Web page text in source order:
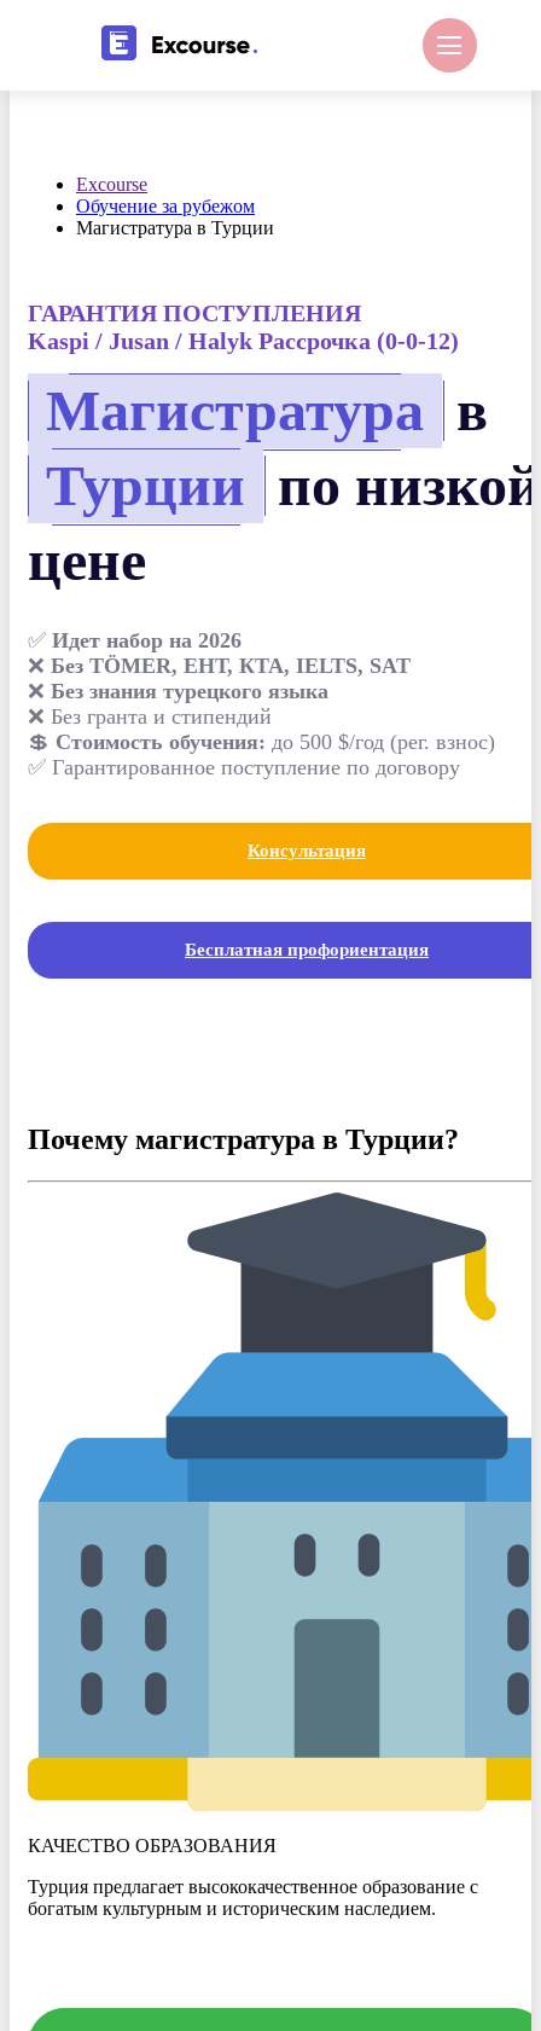
Excourse
Обучение за рубежом
Магистратура в Турции
ГАРАНТИЯ ПОСТУПЛЕНИЯ
Kaspi / Jusan / Halyk Рассрочка (0-0-12)
Магистратура в
Турции по низкой
цене
✅ Идет набор на 2026
❌ Без TÖMER, ЕНТ, КТА, IELTS, SAT
❌ Без знания турецкого языка
❌ Без гранта и стипендий
💲 Стоимость обучения: до 500 $/год (рег. взнос)
✅ Гарантированное поступление по договору
Консультация
Бесплатная профориентация
Почему магистратура в Турции?
КАЧЕСТВО ОБРАЗОВАНИЯ
Турция предлагает высококачественное образование с
богатым культурным и историческим наследием.